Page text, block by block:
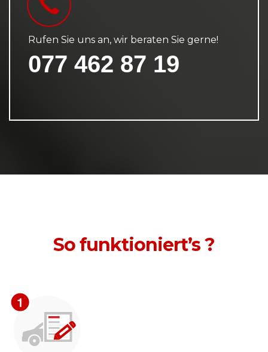
Rufen Sie uns an, wir beraten Sie gerne!
077 462 87 19
So funktioniert’s ?